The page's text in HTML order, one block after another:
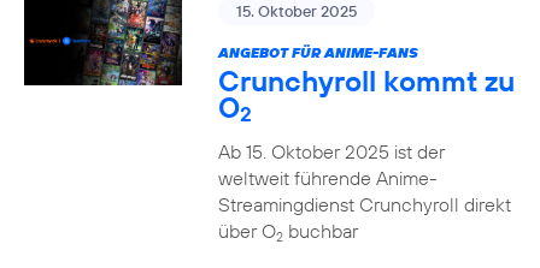
15. Oktober 2025
ANGEBOT FÜR ANIME-FANS
Crunchyroll kommt zu
O2
Ab 15. Oktober 2025 ist der
weltweit führende Anime-
Streamingdienst Crunchyroll direkt
über O2buchbar